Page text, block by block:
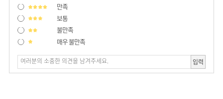
만족
보통
불만족
매우 불만족
입력